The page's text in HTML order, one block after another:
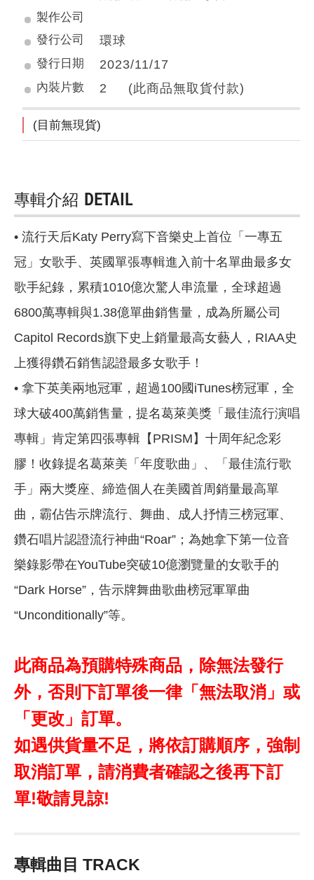
製作公司
發行公司
環球
發行日期 2023/11/17
內裝片數 2 (此商品無取貨付款)
(目前無現貨)
專輯介紹 DETAIL
• 流行天后Katy Perry寫下音樂史上首位「一專五
冠」女歌手、英國單張專輯進入前十名單曲最多女
歌手紀錄，累積1010億次驚人串流量，全球超過
6800萬專輯與1.38億單曲銷售量，成為所屬公司
Capitol Records旗下史上銷量最高女藝人，RIAA史
上獲得鑽石銷售認證最多女歌手！
• 拿下英美兩地冠軍，超過100國iTunes榜冠軍，全
球大破400萬銷售量，提名葛萊美獎「最佳流行演唱
專輯」肯定第四張專輯【PRISM】十周年紀念彩
膠！收錄提名葛萊美「年度歌曲」、「最佳流行歌
手」兩大獎座、締造個人在美國首周銷量最高單
曲，霸佔告示牌流行、舞曲、成人抒情三榜冠軍、
鑽石唱片認證流行神曲“Roar”；為她拿下第一位音
樂錄影帶在YouTube突破10億瀏覽量的女歌手的
“Dark Horse”，告示牌舞曲歌曲榜冠軍單曲
“Unconditionally”等。
此商品為預購特殊商品，除無法發行
外，否則下訂單後一律「無法取消」或
「更改」訂單。
如遇供貨量不足，將依訂購順序，強制
取消訂單，請消費者確認之後再下訂
單!敬請見諒!
專輯曲目 TRACK